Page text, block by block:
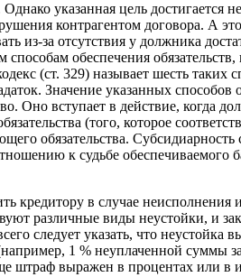
указанная цель достигается
контрагентом догово­ра. А это
из-за отсутствия у должника
обеспечения
(ст. 329) называет шесть таких
Значение указанных способов
Оно вступает в действие, когда
(того, которое
обязательства.
к судьбе обеспечиваемого
кредитору в случае неисполнения
различные виды неустойки, и
следует указать, что неустойка
1 % неуплачен­ной суммы
штраф выражен в процентах или в